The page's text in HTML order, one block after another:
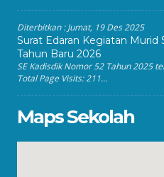
Diterbitkan :Jumat, 19 Des 2025
Surat Edaran Kegiatan Murid
Tahun Baru 2026
SE Kadisdik Nomor 52 Tahun 2025
Total Page Visits: 211...
Maps Sekolah